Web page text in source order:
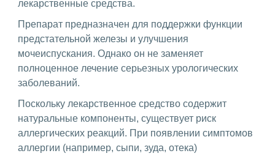
лекарственные средства.
Препарат предназначен для поддержки функции
предстательной железы и улучшения
мочеиспускания. Однако он не заменяет
полноценное лечение серьезных урологических
заболеваний.
Поскольку лекарственное средство содержит
натуральные компоненты, существует риск
аллергических реакций. При появлении симптомов
аллергии (например, сыпи, зуда, отека)